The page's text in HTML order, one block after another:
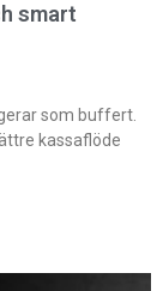
smart
som buffert.
kassaflöde